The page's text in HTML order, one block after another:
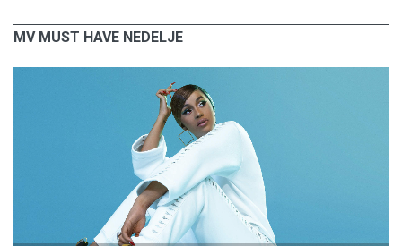
MV MUST HAVE NEDELJE